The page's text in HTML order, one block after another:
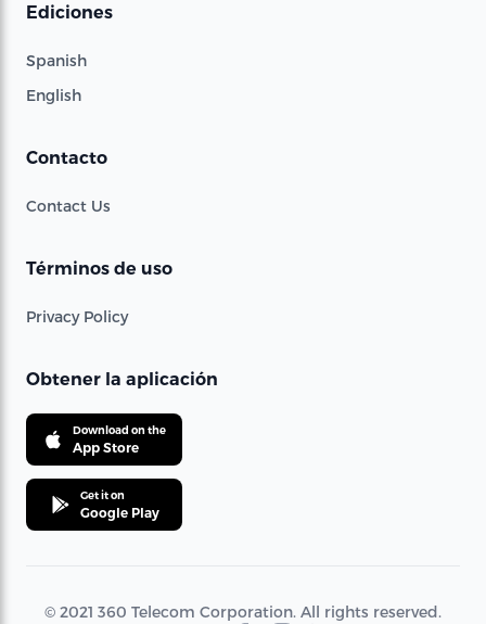
Ediciones
Spanish
English
Contacto
Contact Us
Términos de uso
Privacy Policy
Obtener la aplicación
Download on the
App Store
Get it on
Google Play
© 2021 360 Telecom Corporation. All rights reserved.